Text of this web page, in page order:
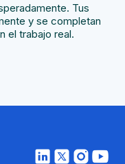
Tus
y se completan
el trabajo real.